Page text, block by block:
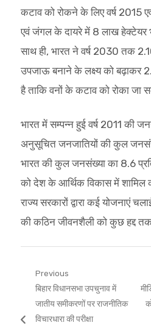
कटाव को रोकने के लिए वर्ष 2015
एवं जंगल के दायरे में 8 लाख हेक्टेयर
साथ ही, भारत ने वर्ष 2030 तक
उपजाऊ बनाने के लक्ष्य को बढ़ाकर
है ताकि वनों के कटाव को रोका जा
भारत में सम्पन्न हुई वर्ष 2011 की
अनुसूचित जनजातियों की कुल
भारत की कुल जनसंख्या का 8.6
को देश के आर्थिक विकास में शामिल
राज्य सरकारों द्वारा कई योजनाएं
की कठिन जीवनशैली को कुछ हद्द
Post
navigation
Previous
Previous
post:
बिहार विधानसभा उपचुनाव में
जातीय समीकरणों पर राजनीतिक
विचारधारा की परीक्षा